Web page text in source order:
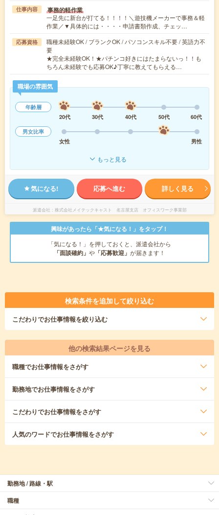
仕事内容 事務的軽作業
一足先に新台が打てる！！！！＼遊技機メーカーで事務＆軽
作業／▼具体的には・・・・申請書類作成、チェッ…
応募資格
職種未経験OK / ブランクOK / パソコンスキル不要 / 英語力不
要
★完全未経験OK！★パチンコ好きにはたまらないっ！！も
ちろん未経験でも応募OK♪丁寧に教えてもらえる…
職場の雰囲気
年齢層
20代
30代 40代 50代
60代
男女比率
女性
男性
もっと見る
気になる! 応募へ進む 詳しく見る
派遣会社 株式会社メイテックキャスト 名古屋支店 オフィスワーク事業部
興味があったら「★気になる！」をタップ！
「気になる！」を押しておくと、派遣会社から
「面談確約」 や 「応募歓迎」 が届きます！
検索条件を追加して絞り込む
こだわりでお仕事情報を絞り込む
他の検索結果ページを見る
職種でお仕事情報をさがす
勤務地でお仕事情報をさがす
こだわりでお仕事情報をさがす
人気のワードでお仕事情報をさがす
勤務地 / 路線・駅
職種